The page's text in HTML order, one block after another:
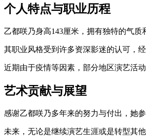
个人特点与职业历程
乙都咲乃身高143厘米，拥有独特的气
其职业风格受到许多资深影迷的认可，
近期由于疫情等因素，部分地区演艺活
艺术贡献与展望
感谢乙都咲乃多年来的努力与付出，她
未来，无论是继续演艺生涯或是转型其